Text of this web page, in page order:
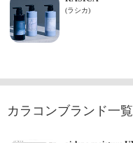
カラコンブランド一覧